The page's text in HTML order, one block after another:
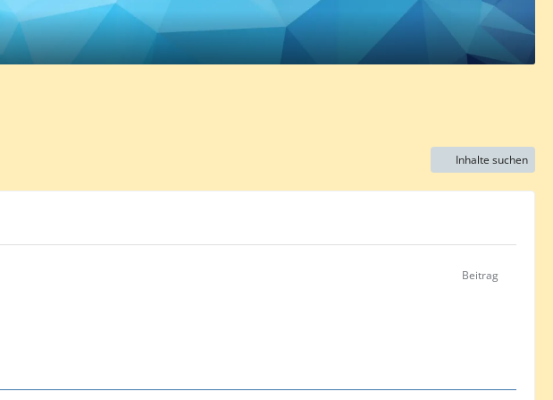
Inhalte suchen
Beitrag